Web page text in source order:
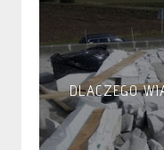
DLACZEGO